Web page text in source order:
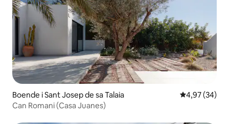
Boende i Sant Josep de sa Talaia 4,97 av 5 i
4,97 (34)
Can Romani (Casa Juanes)